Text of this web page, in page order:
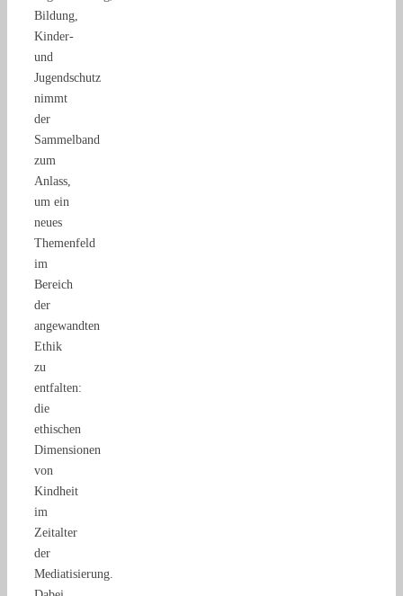
Bildung,
Kinder-
und
Jugendschutz
nimmt
der
Sammelband
zum
Anlass,
um ein
neues
Themenfeld
im
Bereich
der
angewandten
Ethik
zu
entfalten:
die
ethischen
Dimensionen
von
Kindheit
im
Zeitalter
der
Mediatisierung.